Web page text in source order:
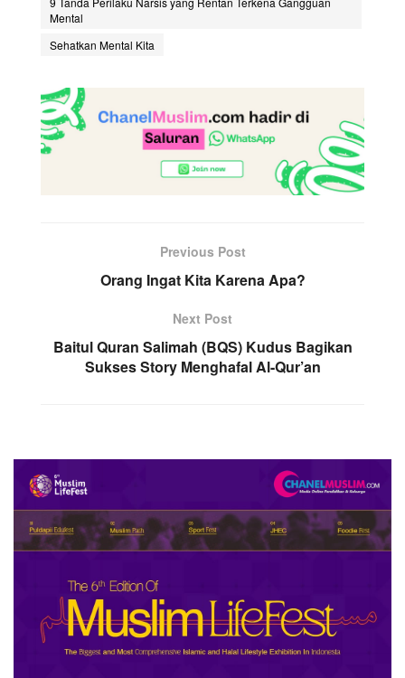
Mental
Sehatkan Mental Kita
Previous Post
Orang Ingat Kita Karena Apa?
Next Post
Baitul Quran Salimah (BQS) Kudus Bagikan
Sukses Story Menghafal Al-Qur’an